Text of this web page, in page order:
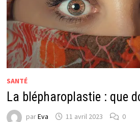
SANTÉ
La blépharoplastie : que
parEva 11 avril 2023 0